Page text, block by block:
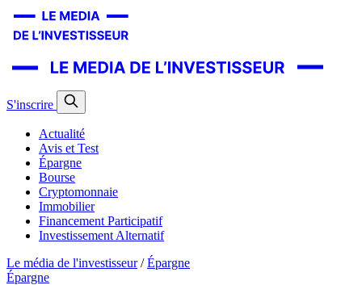
S'inscrire
Actualité
Avis et Test
Épargne
Bourse
Cryptomonnaie
Immobilier
Financement Participatif
Investissement Alternatif
Le média de l'investisseur / Épargne
Épargne